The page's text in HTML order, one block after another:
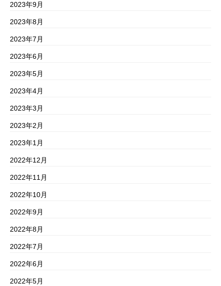
2023年9月
2023年8月
2023年7月
2023年6月
2023年5月
2023年4月
2023年3月
2023年2月
2023年1月
2022年12月
2022年11月
2022年10月
2022年9月
2022年8月
2022年7月
2022年6月
2022年5月